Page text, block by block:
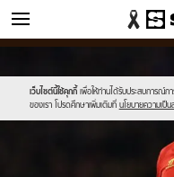
ข่าว
เว็บไซต์นี้ใช้คุกกี้ เพื่อให้ท่านได้รับประสบการณ์ก
ของเรา โปรดศึกษาเพิ่มเติมที่ นโยบายความเป็
new-
sanook.png